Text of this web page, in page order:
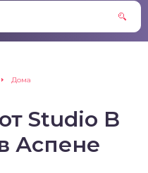
Дома
Studio B
Аспене